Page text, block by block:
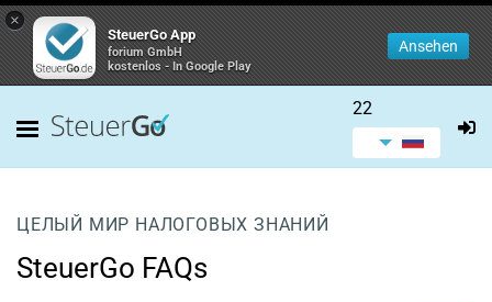
×
SteuerGo App
forium GmbH
kostenlos - In Google Play
Ansehen
22
ЦЕЛЫЙ МИР НАЛОГОВЫХ ЗНАНИЙ
SteuerGo FAQs